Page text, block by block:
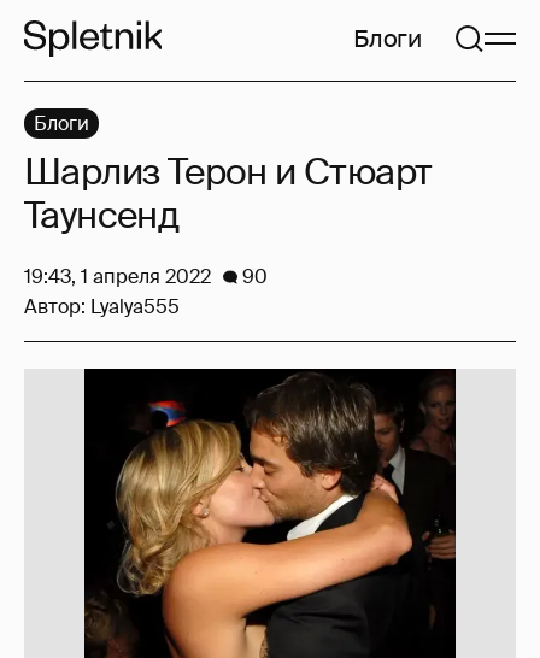
Блоги
Блоги
Шарлиз Терон и Стюарт
Таунсенд
19:43, 1 апреля 2022
90
Автор: Lyalya555